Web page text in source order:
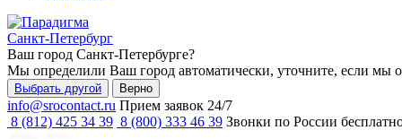
Санкт-Петербург
Ваш город Санкт-Петербурге?
Мы определили Ваш город автоматически, уточните, если мы
Выбрать другой Верно
info@srocontact.ru Прием заявок 24/7
8 (812) 425 34 39 8 (800) 333 46 39 Звонки по России